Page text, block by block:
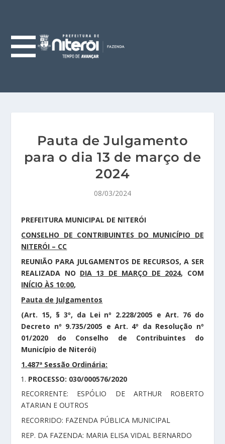
Pauta de Julgamento
para o dia 13 de março de
2024
08/03/2024
PREFEITURA MUNICIPAL DE NITERÓI
CONSELHO DE CONTRIBUINTES DO MUNICÍPIO DE
NITERÓI – CC
REUNIÃO PARA JULGAMENTOS DE RECURSOS, A SER
REALIZADA NO DIA 13 DE MARÇO DE 2024, COM
INÍCIO ÀS 10:00,
Pauta de Julgamentos
(Art. 15, § 3º, da Lei nº 2.228/2005 e Art. 76 do
Decreto nº 9.735/2005 e Art. 4º da Resolução nº
01/2020 do Conselho de Contribuintes do
Município de Niterói)
1.487ª Sessão Ordinária:
PROCESSO: 030/000576/2020
RECORRENTE: ESPÓLIO DE ARTHUR ROBERTO
ATARIAN E OUTROS
RECORRIDO: FAZENDA PÚBLICA MUNICIPAL
REP. DA FAZENDA: MARIA ELISA VIDAL BERNARDO